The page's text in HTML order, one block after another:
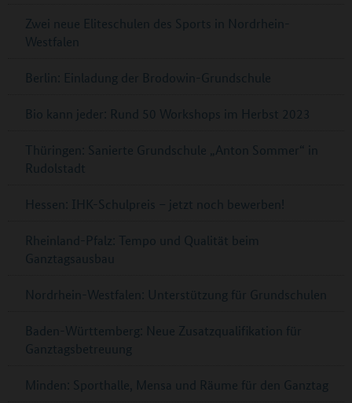
Zwei neue Eliteschulen des Sports in Nordrhein-
Westfalen
Berlin: Einladung der Brodowin-Grundschule
Bio kann jeder: Rund 50 Workshops im Herbst 2023
Thüringen: Sanierte Grundschule „Anton Sommer“ in
Rudolstadt
Hessen: IHK-Schulpreis – jetzt noch bewerben!
Rheinland-Pfalz: Tempo und Qualität beim
Ganztagsausbau
Nordrhein-Westfalen: Unterstützung für Grundschulen
Baden-Württemberg: Neue Zusatzqualifikation für
Ganztagsbetreuung
Minden: Sporthalle, Mensa und Räume für den Ganztag